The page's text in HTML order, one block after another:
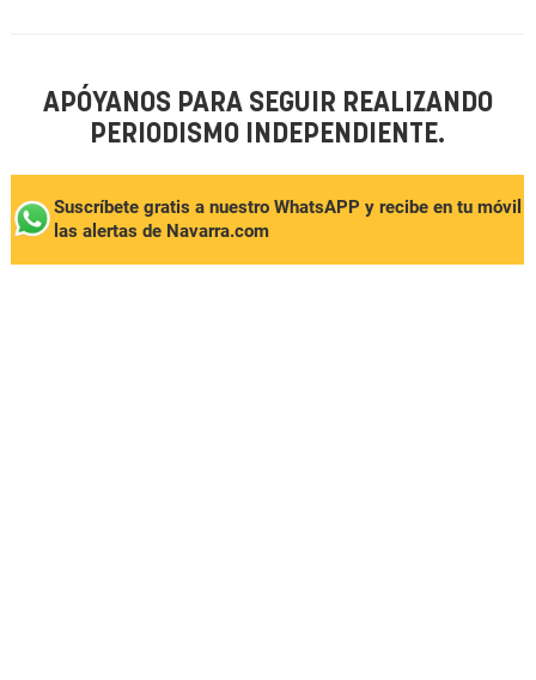
APÓYANOS PARA SEGUIR REALIZANDO
PERIODISMO INDEPENDIENTE.
Suscríbete gratis a nuestro WhatsAPP y recibe en tu móvil
las alertas de Navarra.com